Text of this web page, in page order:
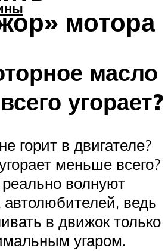
мотора
масло
угорает?
горит в двигателе?
меньше всего?
волнуют
автолюбителей, ведь
в движок только
угаром.